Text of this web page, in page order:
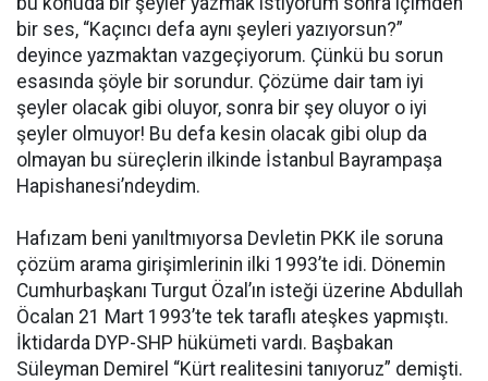
bir ses, “Kaçıncı defa aynı şeyleri yazıyorsun?”
deyince yazmaktan vazgeçiyorum. Çünkü bu sorun
esasında şöyle bir sorundur. Çözüme dair tam iyi
şeyler olacak gibi oluyor, sonra bir şey oluyor o iyi
şeyler olmuyor! Bu defa kesin olacak gibi olup da
olmayan bu süreçlerin ilkinde İstanbul Bayrampaşa
Hapishanesi’ndeydim.
Hafızam beni yanıltmıyorsa Devletin PKK ile soruna
çözüm arama girişimlerinin ilki 1993’te idi. Dönemin
Cumhurbaşkanı Turgut Özal’ın isteği üzerine Abdullah
Öcalan 21 Mart 1993’te tek taraflı ateşkes yapmıştı.
İktidarda DYP-SHP hükümeti vardı. Başbakan
Süleyman Demirel “Kürt realitesini tanıyoruz” demişti.